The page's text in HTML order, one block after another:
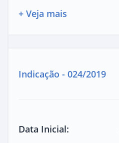
+ Veja mais
Indicação - 024/2019
Data Inicial: